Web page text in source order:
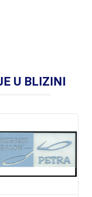
U BLIZINI